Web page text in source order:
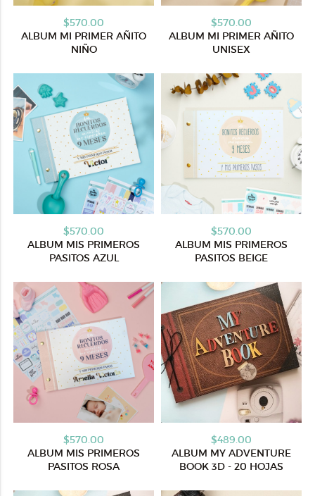
$570.00
ALBUM MI PRIMER AÑITO
NIÑO
$570.00
ALBUM MI PRIMER AÑITO
UNISEX
$570.00
ALBUM MIS PRIMEROS
PASITOS AZUL
$570.00
ALBUM MIS PRIMEROS
PASITOS BEIGE
$570.00
ALBUM MIS PRIMEROS
PASITOS ROSA
$489.00
ALBUM MY ADVENTURE
BOOK 3D - 20 HOJAS